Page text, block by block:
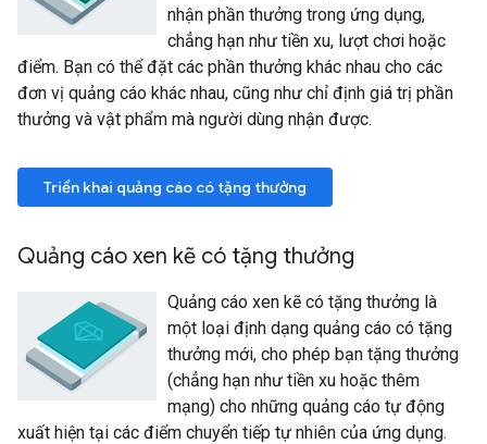
nhận phần thưởng trong ứng dụng,
chẳng hạn như tiền xu, lượt chơi hoặc
điểm. Bạn có thể đặt các phần thưởng khác nhau cho các
đơn vị quảng cáo khác nhau, cũng như chỉ định giá trị phần
thưởng và vật phẩm mà người dùng nhận được.
Triển khai quảng cáo có tặng thưởng
Quảng cáo xen kẽ có tặng thưởng
Quảng cáo xen kẽ có tặng thưởng là
một loại định dạng quảng cáo có tặng
thưởng mới, cho phép bạn tặng thưởng
(chẳng hạn như tiền xu hoặc thêm
mạng) cho những quảng cáo tự động
xuất hiện tại các điểm chuyển tiếp tự nhiên của ứng dụng.